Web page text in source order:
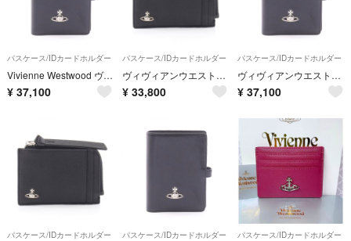
パスケース/IDカードホルダー
Vivienne Westwood ヴィヴィアンウエストウッド パスケース パスポートケース
¥ 37,100
パスケース/IDカードホルダー
ヴィヴィアンウエストウッド Vivienne Westwood CARD HOLDER WITH ZIP オーブ カードケース アクセサリー フェイクレザー レディース ブラック系 5402000YUS0021N401 【新品】
¥ 33,800
パスケース/IDカードホルダー
ヴィヴィアンウエストウッド Vivienne Westwood パスポートケース パスケース アクセサリー レザー レディース ブラック系 51070053WL00B0N401 【新品】
¥ 37,100
パスケース/IDカードホルダー パスケース/IDカードホルダー パスケース/IDカードホルダー